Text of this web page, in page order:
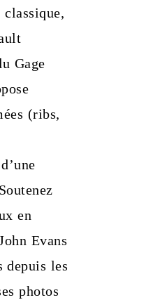
classique,
Gage
(ribs,
en
Evans
depuis les
photos